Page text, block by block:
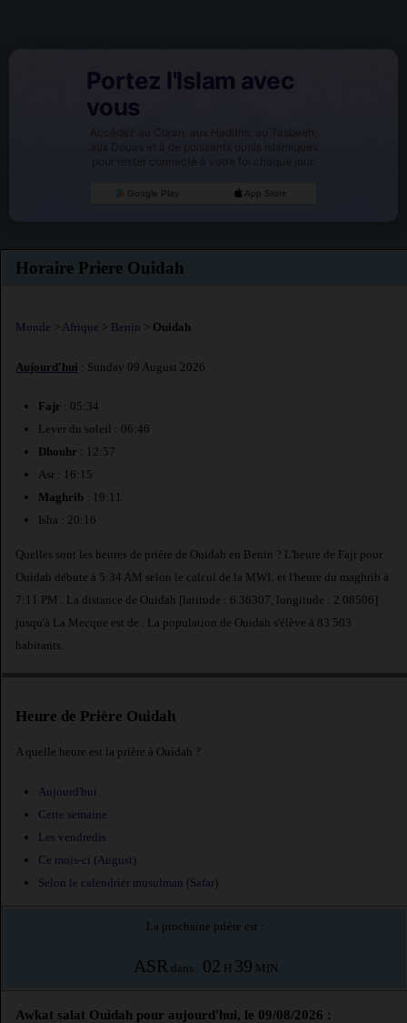
Portez l'Islam avec
vous
Accédez au Coran, aux Hadiths, au Tasbeeh,
aux Douas et à de puissants outils islamiques
pour rester connecté à votre foi chaque jour.
Google Play App Store
Horaire Priere Ouidah
Monde > Afrique > Benin > Ouidah
Aujourd'hui : Sunday 09 August 2026
Fajr : 05:34
Lever du soleil : 06:46
Dhouhr : 12:57
Asr : 16:15
Maghrib : 19:11
Isha : 20:16
Quelles sont les heures de prière de Ouidah en Benin ? L'heure de Fajr pour
Ouidah débute à 5:34 AM selon le calcul de la MWL et l'heure du maghrib à
7:11 PM . La distance de Ouidah [latitude : 6.36307, longitude : 2.08506]
jusqu'à La Mecque est de . La population de Ouidah s'élève à 83 503
habitants.
Heure de Prière Ouidah
A quelle heure est la prière à Ouidah ?
Aujourd'hui
Cette semaine
Les vendredis
Ce mois-ci (August)
Selon le calendrier musulman (Safar)
La prochaine prière est :
ASR dans : 02 H 39 MIN
Awkat salat Ouidah pour aujourd'hui, le 09/08/2026 :